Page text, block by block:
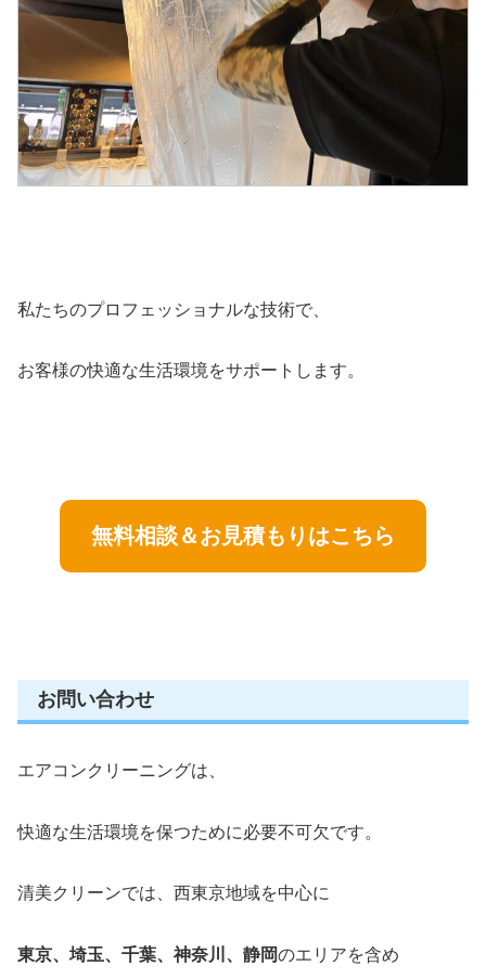
私たちのプロフェッショナルな技術で、
お客様の快適な生活環境をサポートします。
無料相談＆お見積もりはこちら
お問い合わせ
エアコンクリーニングは、
快適な生活環境を保つために必要不可欠です。
清美クリーンでは、西東京地域を中心に
東京、埼玉、千葉、神奈川、静岡のエリアを含め